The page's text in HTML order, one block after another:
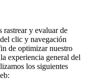
rastrear y evaluar de
clic y navegación
de optimizar nuestro
experiencia general del
los siguientes